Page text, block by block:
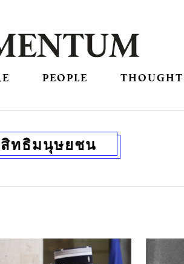
PEOPLE THOUGHT
สิทธิมนุษยชน